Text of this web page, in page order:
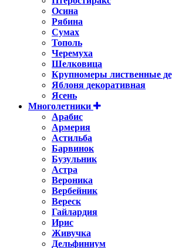
Осина
Рябина
Сумах
Тополь
Черемуха
Шелковица
Крупномеры лиственные
Яблоня декоративная
Ясень
Многолетники
Арабис
Армерия
Астильбa
Барвинок
Бузульник
Астра
Вероника
Вербейник
Вереск
Гайлардия
Ирис
Живучка
Дельфиниум